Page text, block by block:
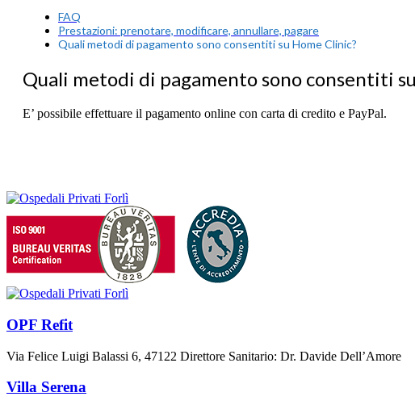
FAQ
Prestazioni: prenotare, modificare, annullare, pagare
Quali metodi di pagamento sono consentiti su Home Clinic?
Quali metodi di pagamento sono consentiti
E’ possibile effettuare il pagamento online con carta di credito e PayPal.
OPF Refit
Via Felice Luigi Balassi 6, 47122 Direttore Sanitario: Dr. Davide Dell’Amore
Villa Serena